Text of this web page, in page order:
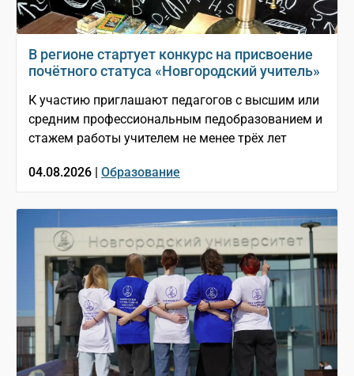
В регионе стартует конкурс на присвоение
почётного статуса «Новгородский учитель»
К участию приглашают педагогов с высшим или
средним профессиональным педобразованием и
стажем работы учителем не менее трёх лет
04.08.2026 | Образование